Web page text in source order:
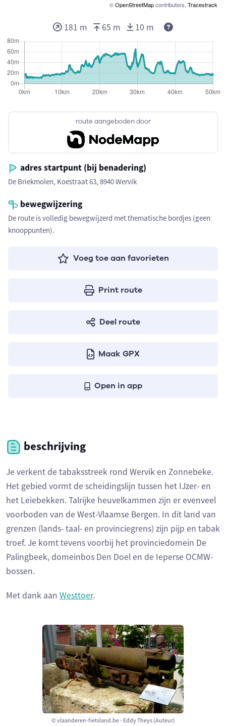
©OpenStreetMapcontributors, Tracestrack
route aangeboden door
adres startpunt (bij benadering)
De Briekmolen, Koestraat 63, 8940 Wervik
bewegwijzering
De route is volledig bewegwijzerd met thematische bordjes (geen
knooppunten).
Voeg toe aan favorieten
Print route
Deel route
Maak GPX
Open in app
181 m 65 m 10 m
© vlaanderen-fietsland.be - Eddy Theys (Auteur)
beschrijving
Je verkent de tabaksstreek rond Wervik en Zonnebeke.
Het gebied vormt de scheidingslijn tussen het IJzer- en
het Leiebekken. Talrijke heuvelkammen zijn er evenveel
voorboden van de West-Vlaamse Bergen. In dit land van
grenzen (lands- taal- en provinciegrens) zijn pijp en tabak
troef. Je komt tevens voorbij het provinciedomein De
Palingbeek, domeinbos Den Doel en de Ieperse OCMW-
bossen.
Met dank aan Westtoer.